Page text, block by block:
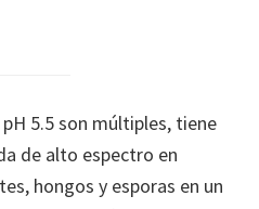
5.5 son múltiples, tiene
de alto espectro en
hongos y esporas en un